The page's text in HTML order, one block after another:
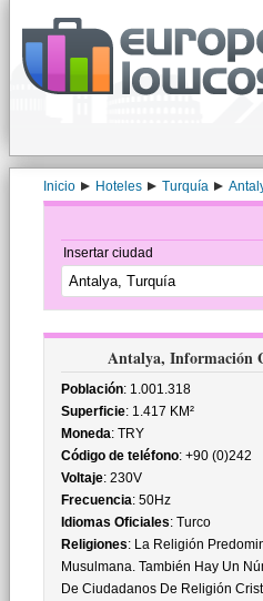
Inicio Hoteles Turquía
Insertar ciudad
Antalya, Información
Población: 1.001.318
Superficie: 1.417 KM²
Moneda: TRY
Código de teléfono: +90 (0)242
Voltaje: 230V
Frecuencia: 50Hz
Idiomas Oficiales: Turco
Religiones: La Religión
Musulmana. También Hay Un
De Ciudadanos De Religión